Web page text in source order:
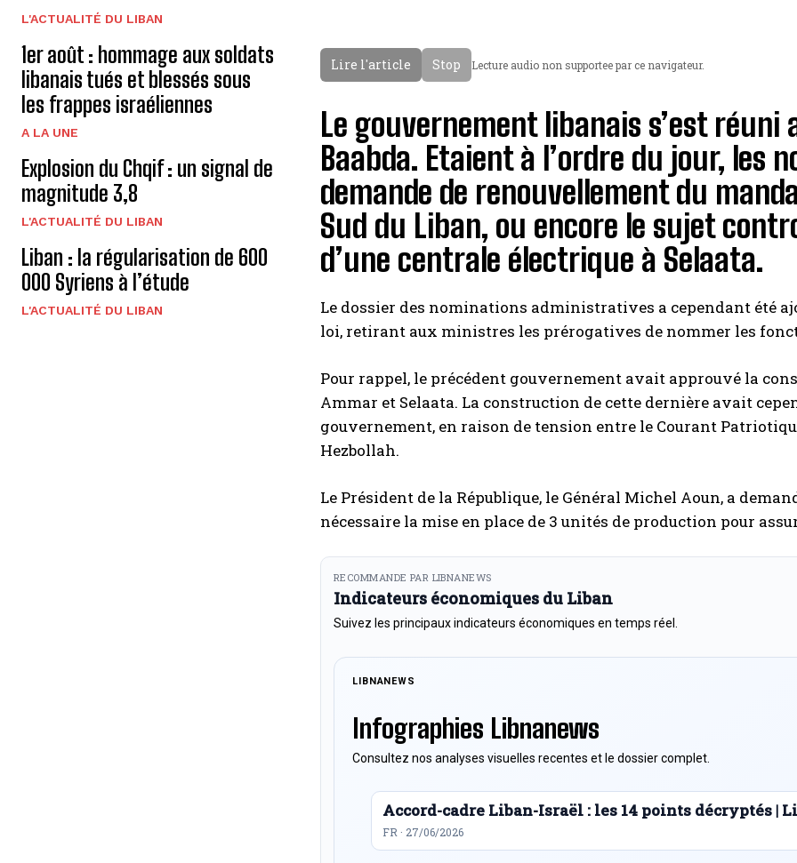
L'ACTUALITÉ DU LIBAN
1er août : hommage aux soldats
libanais tués et blessés sous
les frappes israéliennes
A LA UNE
Explosion du Chqif : un signal de
magnitude 3,8
L'ACTUALITÉ DU LIBAN
Liban : la régularisation de 600
000 Syriens à l’étude
L'ACTUALITÉ DU LIBAN
Lire l'article Stop Lecture audio non supportee par ce navigateur.
Le gouvernement libanais s’est réuni
Baabda. Etaient à l’ordre du jour,
demande de renouvellement du
Sud du Liban, ou encore le sujet
d’une centrale électrique à Selaata.
Le dossier des nominations administratives a cependant été
loi, retirant aux ministres les prérogatives de nommer les
Pour rappel, le précédent gouvernement avait approuvé la
Ammar et Selaata. La construction de cette dernière avait
gouvernement, en raison de tension entre le Courant
Hezbollah.
Le Président de la République, le Général Michel Aoun, a
nécessaire la mise en place de 3 unités de production pour
RECOMMANDE PAR LIBNANEWS
Indicateurs économiques du Liban
Suivez les principaux indicateurs économiques en temps réel.
LIBNANEWS
Infographies Libnanews
Consultez nos analyses visuelles recentes et le dossier complet.
Accord-cadre Liban-Israël : les 14 points décryptés |
FR · 27/06/2026